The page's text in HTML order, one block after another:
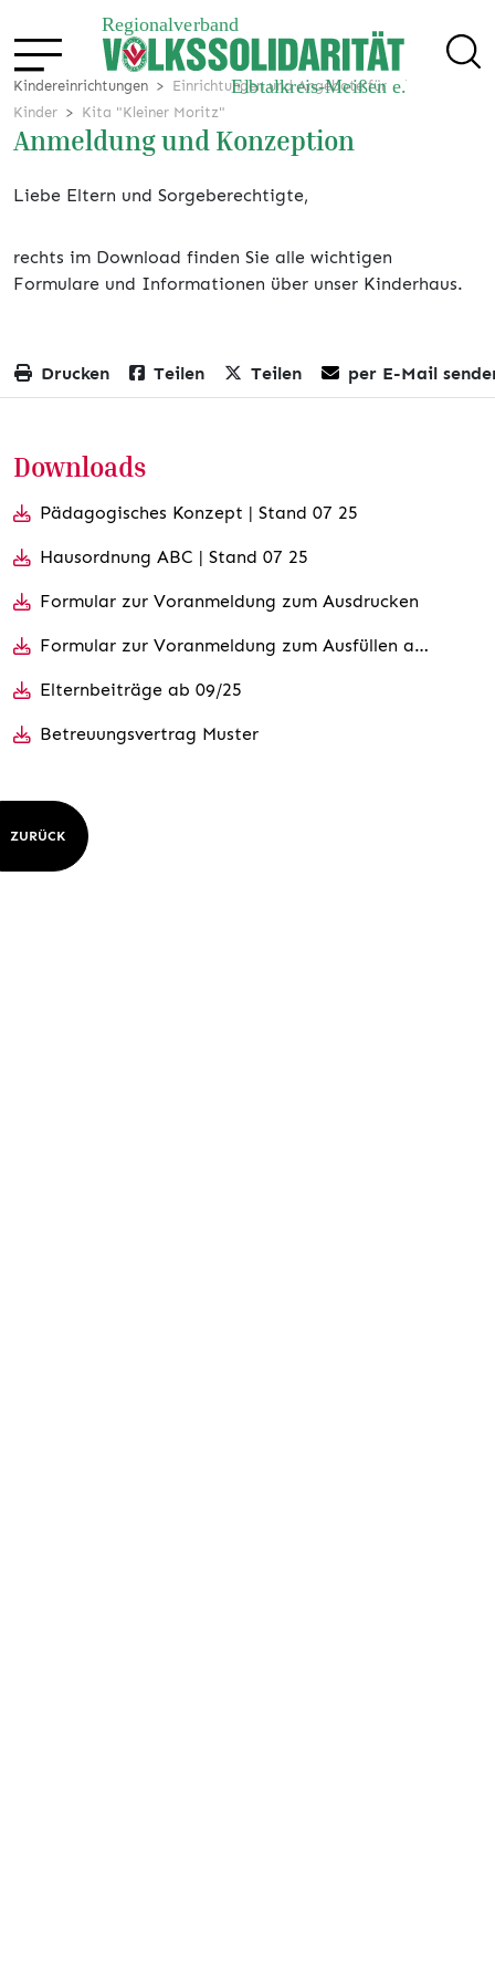
Kindereinrichtungen
Einrichtungen und Angebote für
Kinder
Kita "Kleiner Moritz"
Anmeldung und Konzeption
Liebe Eltern und Sorgeberechtigte,
rechts im Download finden Sie alle wichtigen
Formulare und Informationen über unser Kinderhaus.
Drucken Teilen Teilen per E-Mail
Downloads
Pädagogisches Konzept | Stand 07 25
Hausordnung ABC | Stand 07 25
Formular zur Voranmeldung zum Ausdrucken
Formular zur Voranmeldung zum Ausfüllen am PC
Elternbeiträge ab 09/25
Betreuungsvertrag Muster
ZURÜCK